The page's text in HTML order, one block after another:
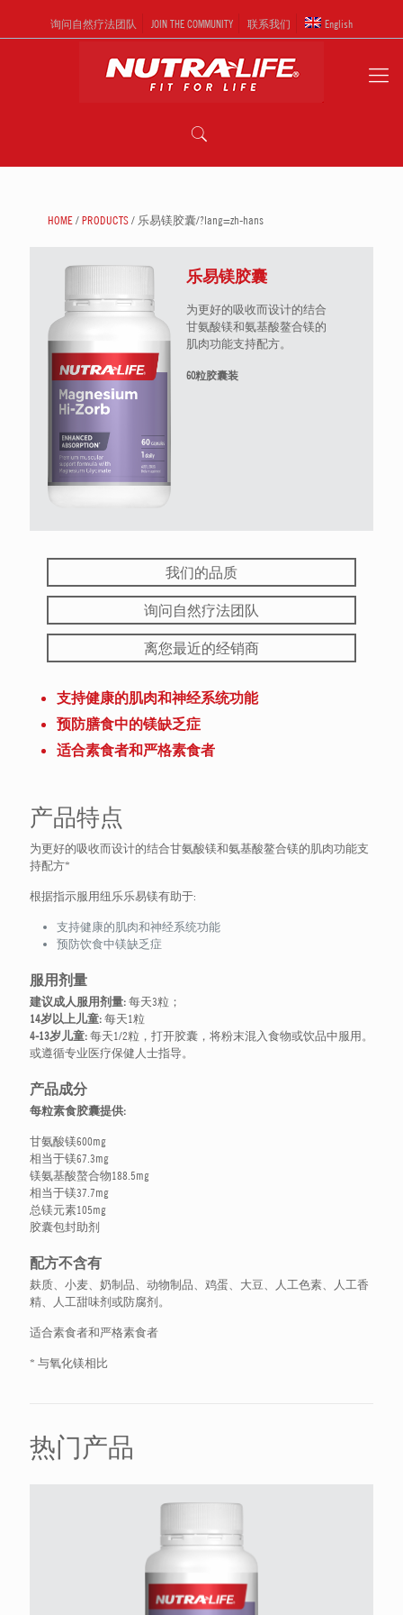
询问自然疗法团队 JOIN THE COMMUNITY 联系我们 English
HOME/PRODUCTS/ 乐易镁胶囊/?lang=zh-hans
乐易镁胶囊
为更好的吸收而设计的结合
甘氨酸镁和氨基酸鳌合镁的
肌肉功能支持配方。
60粒胶囊装
我们的品质
询问自然疗法团队
离您最近的经销商
支持健康的肌肉和神经系统功能
预防膳食中的镁缺乏症
适合素食者和严格素食者
产品特点
为更好的吸收而设计的结合甘氨酸镁和氨基酸鳌合镁的肌肉功能支
持配方*
根据指示服用纽乐乐易镁有助于:
支持健康的肌肉和神经系统功能
预防饮食中镁缺乏症
服用剂量
建议成人服用剂量:每天3粒；
14岁以上儿童:每天1粒
4-13岁儿童:每天1/2粒，打开胶囊，将粉末混入食物或饮品中服用。
或遵循专业医疗保健人士指导。
产品成分
每粒素食胶囊提供:
甘氨酸镁600mg
相当于镁67.3mg
镁氨基酸螯合物188.5mg
相当于镁37.7mg
总镁元素105mg
胶囊包封助剂
配方不含有
麸质、小麦、奶制品、动物制品、鸡蛋、大豆、人工色素、人工香
精、人工甜味剂或防腐剂。
适合素食者和严格素食者
* 与氧化镁相比
热门产品